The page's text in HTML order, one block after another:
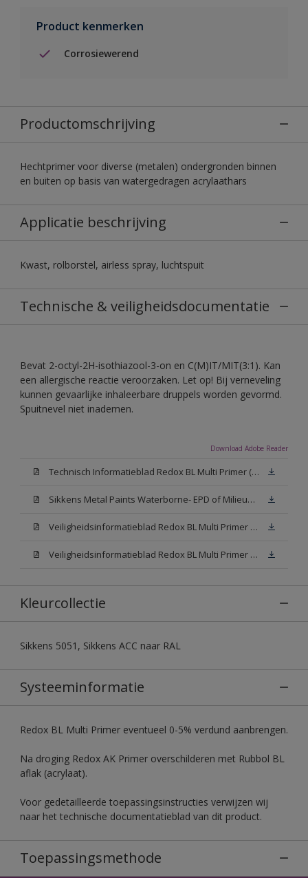
Product kenmerken
Corrosiewerend
Productomschrijving
Hechtprimer voor diverse (metalen) ondergronden binnen
en buiten op basis van watergedragen acrylaathars
Applicatie beschrijving
Kwast, rolborstel, airless spray, luchtspuit
Technische & veiligheidsdocumentatie
Bevat 2-octyl-2H-isothiazool-3-on en C(M)IT/MIT(3:1). Kan
een allergische reactie veroorzaken. Let op! Bij verneveling
kunnen gevaarlijke inhaleerbare druppels worden gevormd.
Spuitnevel niet inademen.
Download Adobe Reader
Technisch Informatieblad Redox BL Multi Primer (PDF)
Sikkens Metal Paints Waterborne- EPD of Milieuproductverklaring
Veiligheidsinformatieblad Redox BL Multi Primer W05 (MSDS)
Veiligheidsinformatieblad Redox BL Multi Primer N00 (MSDS)
Kleurcollectie
Sikkens 5051, Sikkens ACC naar RAL
Systeeminformatie
Redox BL Multi Primer eventueel 0-5% verdund aanbrengen.
Na droging Redox AK Primer overschilderen met Rubbol BL
aflak (acrylaat).
Voor gedetailleerde toepassingsinstructies verwijzen wij
naar het technische documentatieblad van dit product.
Toepassingsmethode